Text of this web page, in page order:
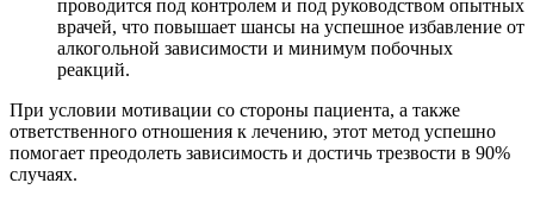
проводится под контролем и под руководством опытных
врачей, что повышает шансы на успешное избавление от
алкогольной зависимости и минимум побочных
реакций.
При условии мотивации со стороны пациента, а также
ответственного отношения к лечению, этот метод успешно
помогает преодолеть зависимость и достичь трезвости в 90%
случаях.